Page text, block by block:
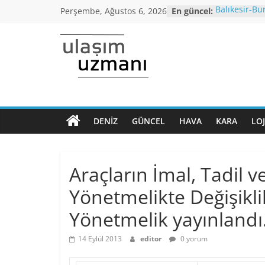
Perşembe, Ağustos 6, 2026 En güncel: Balıkesir-
Dönem
kriterleri
Ulaşım
Uzmanı
UlaşımınDENIZ GÜNCEL HAVA KARA
Araçların İmal, Tadil
Yönetmelikte
Yönetmelik
14 Eylül 2013 editor 0 yorum